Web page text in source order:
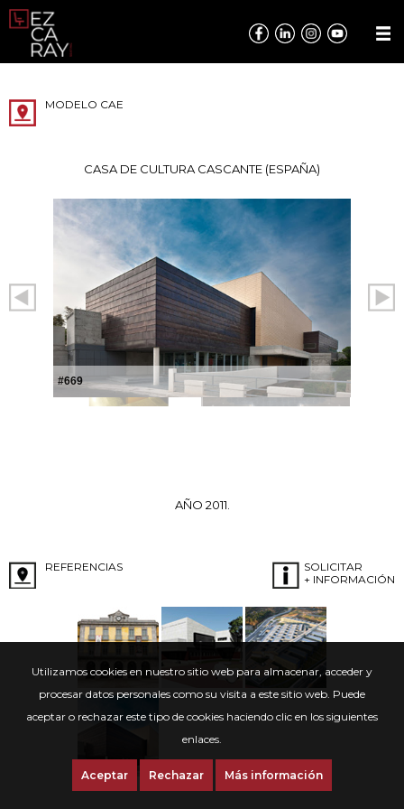
Utilizamos cookies en nuestro sitio web para almacenar, acceder y
procesar datos personales como su visita a este sitio web. Puede
aceptar o rechazar este tipo de cookies haciendo clic en los siguientes
enlaces.
Aceptar Rechazar Más información
MODELO CAE
CASA DE CULTURA CASCANTE (ESPAÑA)
#669
AÑO 2011.
REFERENCIAS
SOLICITAR
+ INFORMACIÓN